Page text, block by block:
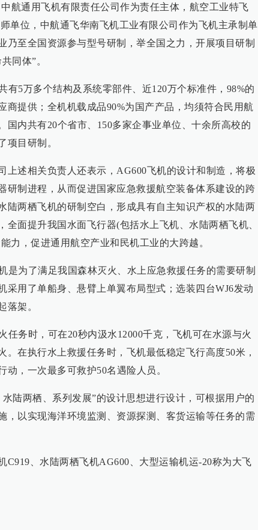
航通用飞机有限责任公司作为责任主体，航空工业特飞
单位，中航通飞华南飞机工业有限公司作为飞机主承制单
乃至全国资源参与型号研制，举全国之力，开展项目研制
同体”。
有5万多个结构及系统零部件、近120万个标准件，98%的
商提供；全机机载成品90%为国产产品，均须符合民用航
国内共有20个省市、150多家企事业单位、十余所高校的
项目研制。
上述相关负责人还表示，AG600飞机的设计和制造，将极
研制进程，从而促进国家应急救援航空装备体系建设的跨
陆两栖飞机的研制空白，形成具有自主知识产权的水陆两
全面提升我国水面飞行器(包括水上飞机、水陆两栖飞机、
力，促进通用航空产业和民机工业的大跨越。
是为了满足我国森林灭火、水上应急救援任务的需要研制
采用了单船身、悬臂上单翼布局型式；选装四台WJ6发动
落架。
任务时，可在20秒内汲水12000千克，飞机可在水源与火
。在执行水上救援任务时，飞机最低稳定飞行高度50米，
动，一次最多可救护50名遇险人员。
陆两栖、系列发展”的设计思想进行设计，可根据用户的
，以实现海洋环境监测、资源探测、客货运输等任务的需
C919、水陆两栖飞机AG600、大型运输机运-20称为大飞